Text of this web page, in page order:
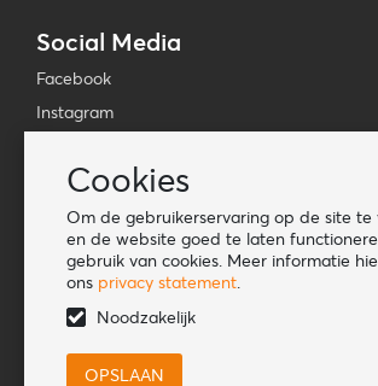
Cookies
Om de gebruikerservaring op de site
en de website goed te laten
gebruik van cookies. Meer informatie
ons privacy statement.
Noodzakelijk
Social Media
Facebook
Instagram
TikTok
Tools
Lookbook
Nieuwe klant